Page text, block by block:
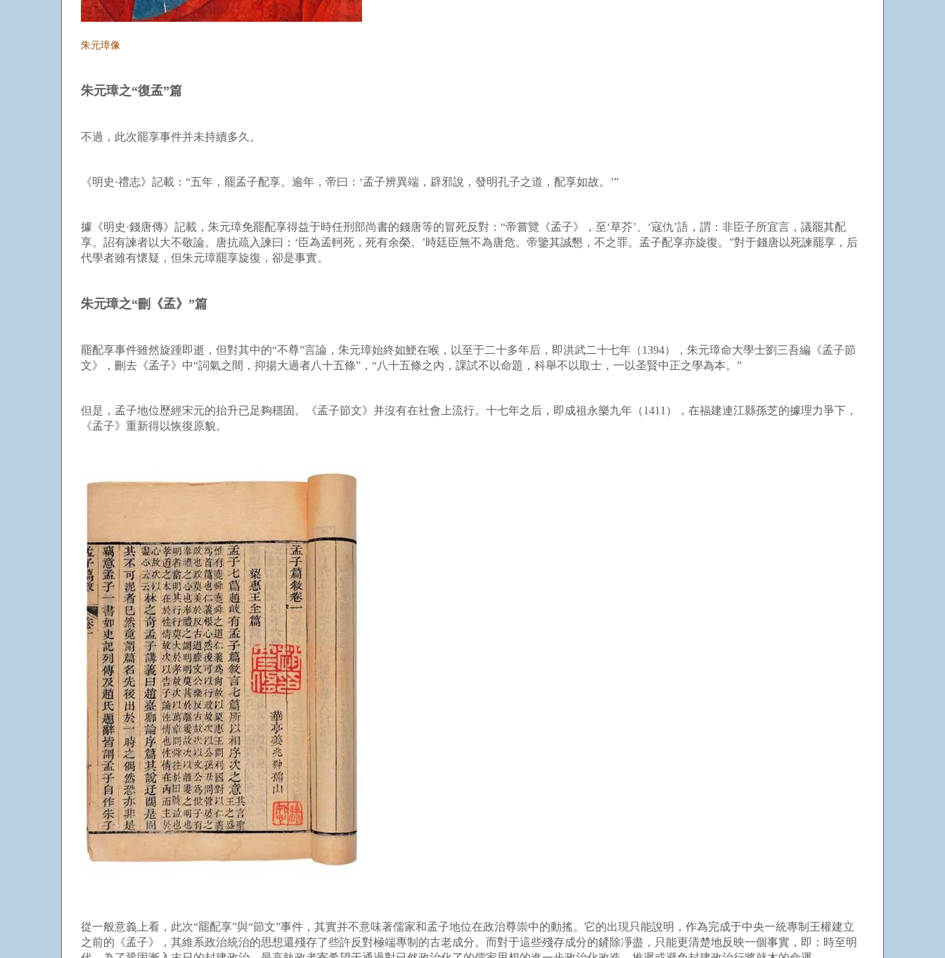
朱元璋像
朱元璋之“復孟”篇
不過，此次罷享事件并未持續多久。
《明史·禮志》記載：“五年，罷孟子配享。逾年，帝曰：‘孟子辨異端，辟邪說，發明孔子之道，配享如故。’”
據《明史·錢唐傳》記載，朱元璋免罷配享得益于時任刑部尚書的錢唐等的冒死反對：“帝嘗覽《孟子》，至‘草芥’、‘寇仇’語，謂：非臣子所宜言，議罷其配
享。詔有諫者以大不敬論。唐抗疏入諫曰：‘臣為孟軻死，死有余榮。’時廷臣無不為唐危。帝鑒其誠懇，不之罪。孟子配享亦旋復。”對于錢唐以死諫罷享，后
代學者雖有懷疑，但朱元璋罷享旋復，卻是事實。
朱元璋之“刪《孟》”篇
罷配享事件雖然旋踵即逝，但對其中的“不尊”言論，朱元璋始終如鯁在喉，以至于二十多年后，即洪武二十七年（1394），朱元璋命大學士劉三吾編《孟子節
文》，刪去《孟子》中“詞氣之間，抑揚大過者八十五條”，“八十五條之內，課試不以命題，科舉不以取士，一以圣賢中正之學為本。”
但是，孟子地位歷經宋元的抬升已足夠穩固。《孟子節文》并沒有在社會上流行。十七年之后，即成祖永樂九年（1411），在福建連江縣孫芝的據理力爭下，
《孟子》重新得以恢復原貌。
從一般意義上看，此次“罷配享”與“節文”事件，其實并不意味著儒家和孟子地位在政治尊崇中的動搖。它的出現只能說明，作為完成于中央一統專制王權建立
之前的《孟子》，其維系政治統治的思想還殘存了些許反對極端專制的古老成分。而對于這些殘存成分的鏟除凈盡，只能更清楚地反映一個事實，即：時至明